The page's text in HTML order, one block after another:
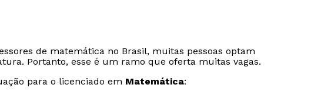
de matemática no Brasil, muitas pessoas optam
Portanto, esse é um ramo que oferta muitas vagas.
para o licenciado em Matemática: